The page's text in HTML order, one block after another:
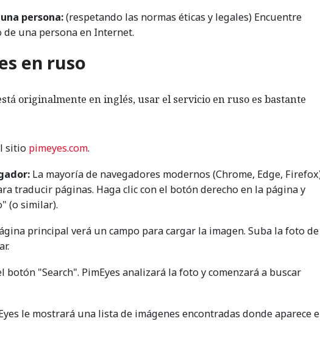
persona:(respetando las normas éticas y legales) Encuentre
de una persona en Internet.
en ruso
originalmente en inglés, usar el servicio en ruso es bastante
sitio pimeyes.com.
La mayoría de navegadores modernos (Chrome, Edge,
traducir páginas. Haga clic con el botón derecho en la página y
(o similar).
principal verá un campo para cargar la imagen. Suba la foto
botón "Search". PimEyes analizará la foto y comenzará a buscar
le mostrará una lista de imágenes encontradas donde aparece